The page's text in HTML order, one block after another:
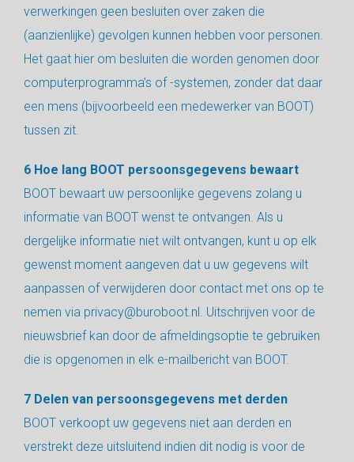
verwerkingen geen besluiten over zaken die
(aanzienlijke) gevolgen kunnen hebben voor personen.
Het gaat hier om besluiten die worden genomen door
computerprogramma’s of -systemen, zonder dat daar
een mens (bijvoorbeeld een medewerker van BOOT)
tussen zit.
6 Hoe lang BOOT persoonsgegevens bewaart
BOOT bewaart uw persoonlijke gegevens zolang u
informatie van BOOT wenst te ontvangen. Als u
dergelijke informatie niet wilt ontvangen, kunt u op elk
gewenst moment aangeven dat u uw gegevens wilt
aanpassen of verwijderen door contact met ons op te
nemen via privacy@buroboot.nl. Uitschrijven voor de
nieuwsbrief kan door de afmeldingsoptie te gebruiken
die is opgenomen in elk e-mailbericht van BOOT.
7 Delen van persoonsgegevens met derden
BOOT verkoopt uw gegevens niet aan derden en
verstrekt deze uitsluitend indien dit nodig is voor de